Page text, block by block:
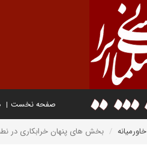
صفحه نخست
خاورمیانه بخش های پنهان خرابکاری در